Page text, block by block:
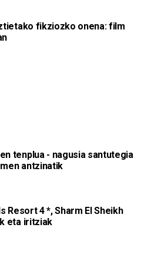
fikziozko onena: film
tenplua - nagusia santutegia
antzinatik
Resort 4 *, Sharm El Sheikh
eta iritziak